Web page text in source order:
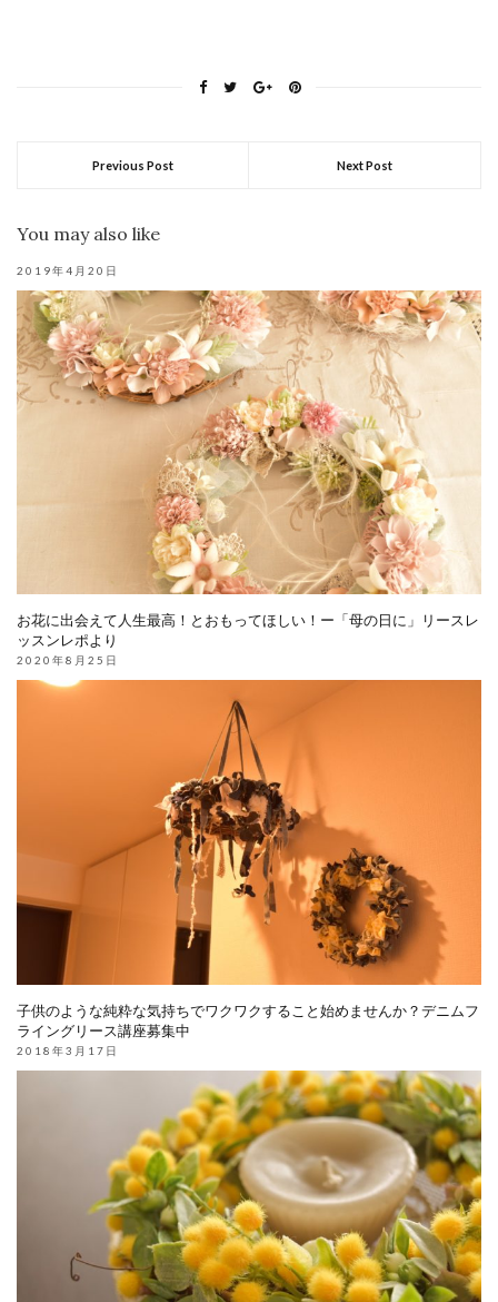
Previous Post Next Post
You may also like
2019年4月20日
お花に出会えて人生最高！とおもってほしい！ー「母の日に」リースレ
ッスンレポより
2020年8月25日
子供のような純粋な気持ちでワクワクすること始めませんか？デニムフ
ライングリース講座募集中
2018年3月17日